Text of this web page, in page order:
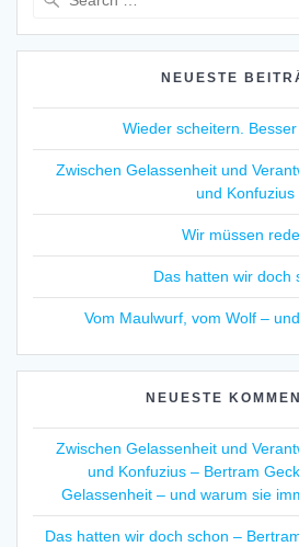
NEUESTE
Wieder scheitern. Besser
Zwischen Gelassenheit und
und Konfuzius
Wir müssen
Das hatten wir doch
Vom Maulwurf, vom Wolf –
NEUESTE
Zwischen Gelassenheit und
und Konfuzius – Bertram Geck
Gelassenheit – und warum sie
Das hatten wir doch schon –